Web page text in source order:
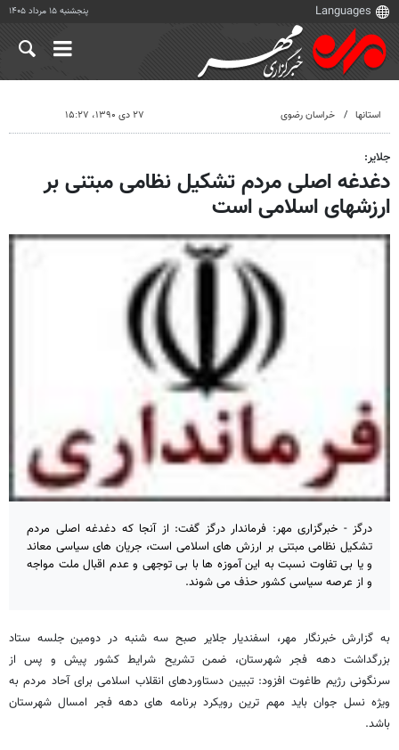
پنجشنبه ۱۵ مرداد ۱۴۰۵
استانها خراسان رضوی ۲۷ دی ۱۳۹۰، ۱۵:۲۷
جلایر:
دغدغه اصلی مردم تشکیل نظامی مبتنی بر
ارزشهای اسلامی است
درگز - خبرگزاری مهر: فرماندار درگز گفت: از آنجا که دغدغه اصلی مردم
تشکیل نظامی مبتنی بر ارزش های اسلامی است، جریان های سیاسی معاند
و یا بی تفاوت نسبت به این آموزه ها با بی توجهی و عدم اقبال ملت مواجه
و از عرصه سیاسی کشور حذف می شوند.
به گزارش خبرنگار مهر، اسفندیار جلایر صبح سه شنبه در دومین جلسه ستاد
بزرگداشت دهه فجر شهرستان، ضمن تشریح شرایط کشور پیش و پس از
سرنگونی رژیم طاغوت افزود: تبیین دستاوردهای انقلاب اسلامی برای آحاد مردم به
ویژه نسل جوان باید مهم ترین رویکرد برنامه های دهه فجر امسال شهرستان
باشد.